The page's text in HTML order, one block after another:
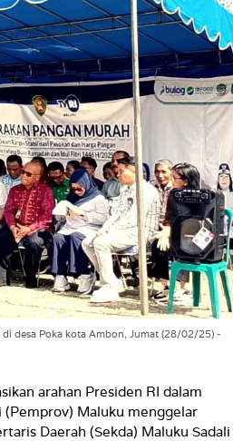
desa Poka kota Ambon, Jumat (28/02/25) -
arahan Presiden RI dalam
Maluku menggelar
Daerah (Sekda) Maluku Sadali